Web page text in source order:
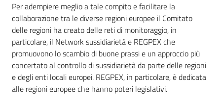
Per adempiere meglio a tale compito e facilitare la
collaborazione tra le diverse regioni europee il Comitato
delle regioni ha creato delle reti di monitoraggio, in
particolare, il Network sussidiarietà e REGPEX che
promuovono lo scambio di buone prassi e un approccio più
concertato al controllo di sussidiarietà da parte delle regioni
e degli enti locali europei. REGPEX, in particolare, è dedicata
alle regioni europee che hanno poteri legislativi.